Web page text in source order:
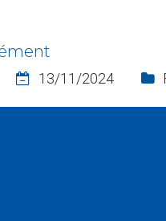
13/11/2024